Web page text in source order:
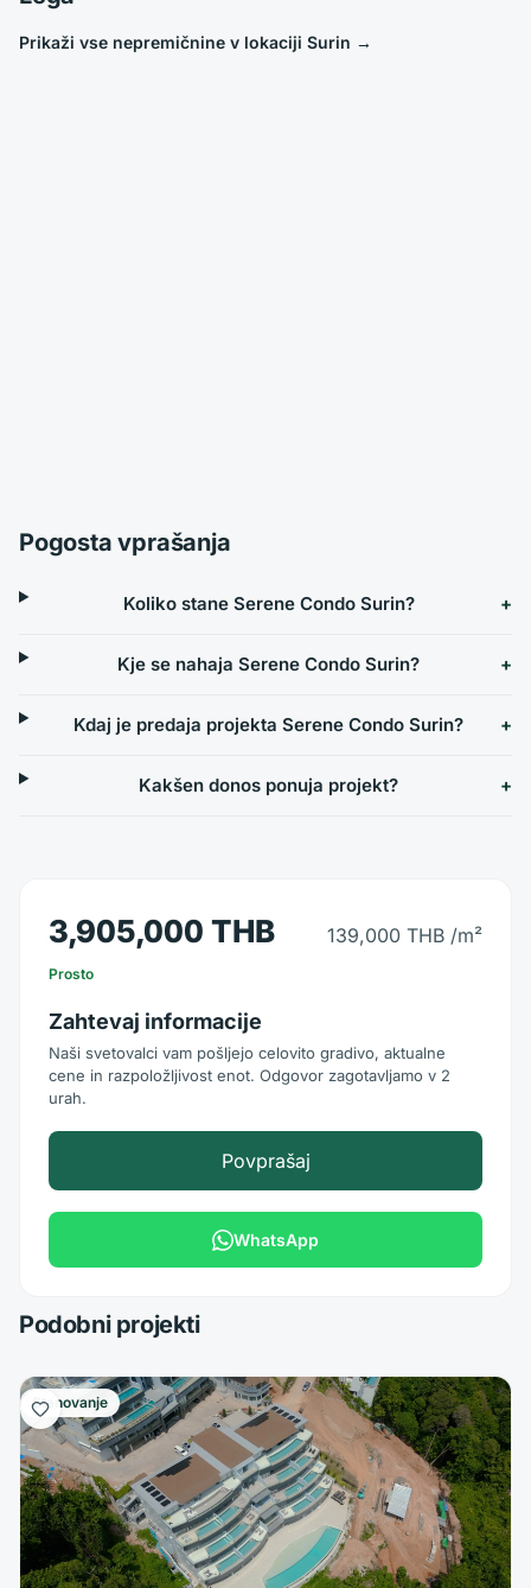
Prikaži vse nepremičnine v lokaciji Surin →
Pogosta vprašanja
Koliko stane Serene Condo Surin?
Kje se nahaja Serene Condo Surin?
Kdaj je predaja projekta Serene Condo Surin?
Kakšen donos ponuja projekt?
3,905,000 THB 139,000 THB /m²
Prosto
Zahtevaj informacije
Naši svetovalci vam pošljejo celovito gradivo, aktualne
cene in razpoložljivost enot. Odgovor zagotavljamo v 2
urah.
Povprašaj
WhatsApp
Podobni projekti
Stanovanje